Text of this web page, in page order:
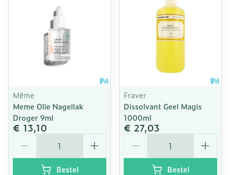
Même
Meme Olie Nagellak
Droger 9ml
€ 13,10
Bestel
Fraver
Dissolvant Geel Magis
1000ml
€ 27,03
Bestel